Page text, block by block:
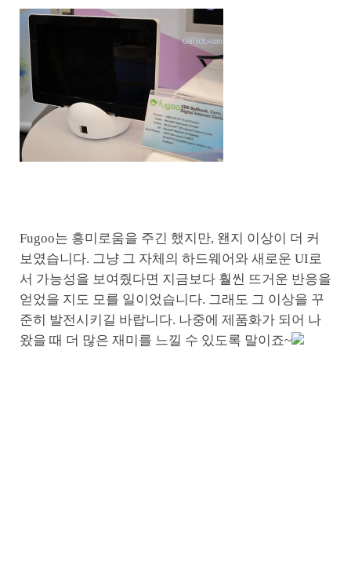
Fugoo는 흥미로움을 주긴 했지만, 왠지 이상이 더 커
보였습니다. 그냥 그 자체의 하드웨어와 새로운 UI로
서 가능성을 보여줬다면 지금보다 훨씬 뜨거운 반응을
얻었을 지도 모를 일이었습니다. 그래도 그 이상을 꾸
준히 발전시키길 바랍니다. 나중에 제품화가 되어 나
왔을 때 더 많은 재미를 느낄 수 있도록 말이죠~